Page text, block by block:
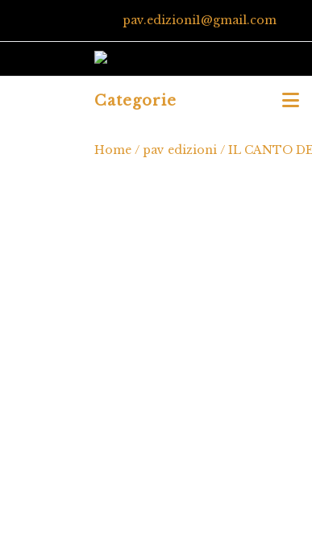
pav.edizioni1@gmail.com
Categorie
Home / pav edizioni / IL CANTO